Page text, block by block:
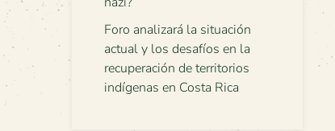
Foro analizará la situación
actual y los desafíos en la
recuperación de territorios
indígenas en Costa Rica